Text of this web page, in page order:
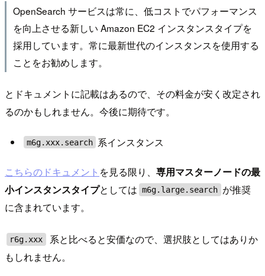
OpenSearch サービスは常に、低コストでパフォーマンス
を向上させる新しい Amazon EC2 インスタンスタイプを
採用しています。常に最新世代のインスタンスを使用する
ことをお勧めします。
とドキュメントに記載はあるので、その料金が安く改定され
るのかもしれません。今後に期待です。
m6g.xxx.search 系インスタンス
こちらのドキュメント を見る限り、 専用マスターノードの最
小インスタンスタイプとしては m6g.large.search が推奨
に含まれています。
r6g.xxx
系と比べると安価なので、選択肢としてはありか
もしれません。